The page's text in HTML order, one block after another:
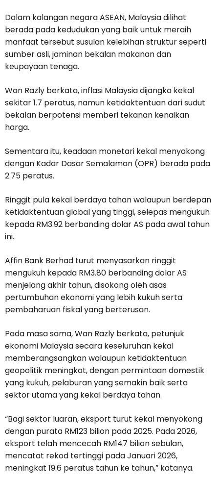
Dalam kalangan negara ASEAN, Malaysia dilihat
berada pada kedudukan yang baik untuk meraih
manfaat tersebut susulan kelebihan struktur seperti
sumber asli, jaminan bekalan makanan dan
keupayaan tenaga.
Wan Razly berkata, inflasi Malaysia dijangka kekal
sekitar 1.7 peratus, namun ketidaktentuan dari sudut
bekalan berpotensi memberi tekanan kenaikan
harga.
Sementara itu, keadaan monetari kekal menyokong
dengan Kadar Dasar Semalaman (OPR) berada pada
2.75 peratus.
Ringgit pula kekal berdaya tahan walaupun berdepan
ketidaktentuan global yang tinggi, selepas mengukuh
kepada RM3.92 berbanding dolar AS pada awal tahun
ini.
Affin Bank Berhad turut menyasarkan ringgit
mengukuh kepada RM3.80 berbanding dolar AS
menjelang akhir tahun, disokong oleh asas
pertumbuhan ekonomi yang lebih kukuh serta
pembaharuan fiskal yang berterusan.
Pada masa sama, Wan Razly berkata, petunjuk
ekonomi Malaysia secara keseluruhan kekal
memberangsangkan walaupun ketidaktentuan
geopolitik meningkat, dengan permintaan domestik
yang kukuh, pelaburan yang semakin baik serta
sektor utama yang kekal berdaya tahan.
“Bagi sektor luaran, eksport turut kekal menyokong
dengan purata RM123 bilion pada 2025. Pada 2026,
eksport telah mencecah RM147 bilion sebulan,
mencatat rekod tertinggi pada Januari 2026,
meningkat 19.6 peratus tahun ke tahun,” katanya.